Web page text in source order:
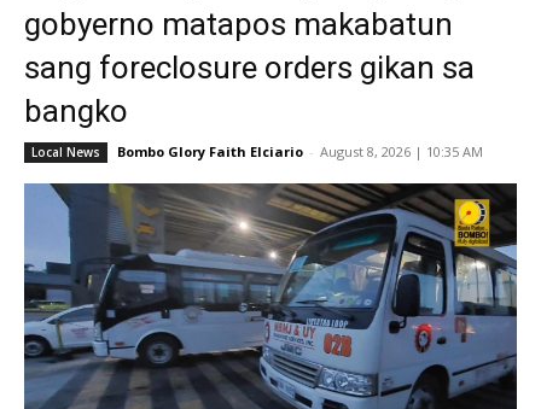
gobyerno matapos makabatun
sang foreclosure orders gikan sa
bangko
Local News Bombo Glory Faith Elciario - August 8, 2026 | 10:35 AM